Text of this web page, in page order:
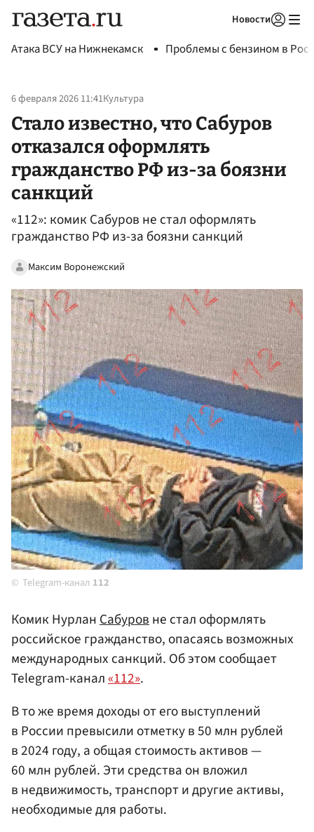
Новости
Атака ВСУ на Нижнекамск Проблемы с бензином в
6 февраля 2026 11:41Культура
Стало известно, что Сабуров
отказался оформлять
гражданство РФ из-за боязни
санкций
«112»: комик Сабуров не стал оформлять
гражданство РФ из-за боязни санкций
Максим Воронежский
Telegram-канал 112
Комик НурланСабуровне стал оформлять
российское гражданство, опасаясь возможных
международных санкций. Об этом сообщает
Telegram-канал«112».
В то же время доходы от его выступлений
в России превысили отметку в 50 млн рублей
в 2024 году, а общая стоимость активов —
60 млн рублей. Эти средства он вложил
в недвижимость, транспорт и другие активы,
необходимые для работы.